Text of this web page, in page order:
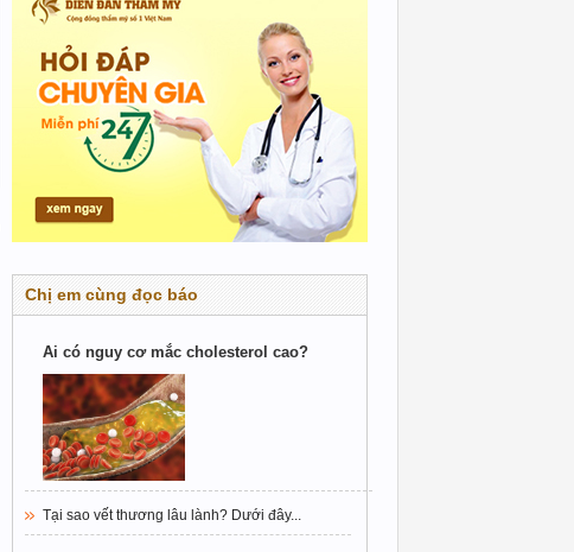
Chị em cùng đọc báo
Ai có nguy cơ mắc cholesterol cao?
Tại sao vết thương lâu lành? Dưới đây...